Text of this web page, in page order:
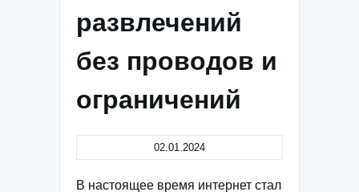
развлечений
без проводов и
ограничений
02.01.2024
В настоящее время интернет стал